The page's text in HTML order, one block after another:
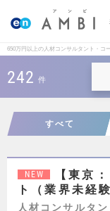
650万円以上の人材コンサルタント・コ
242 件
すべて
NEW
【東京
ト（業界未経
人材コンサルタ